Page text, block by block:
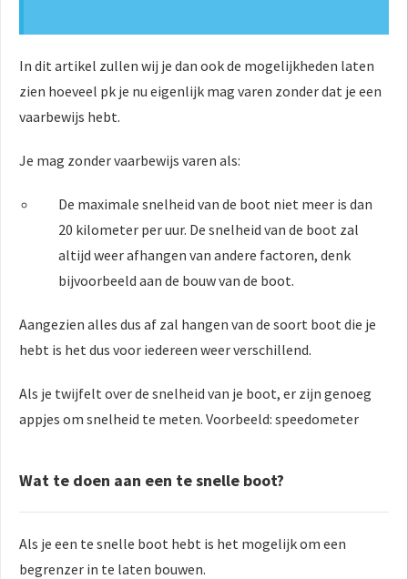
In dit artikel zullen wij je dan ook de mogelijkheden laten
zien hoeveel pk je nu eigenlijk mag varen zonder dat je een
vaarbewijs hebt.
Je mag zonder vaarbewijs varen als:
De maximale snelheid van de boot niet meer is dan
20 kilometer per uur. De snelheid van de boot zal
altijd weer afhangen van andere factoren, denk
bijvoorbeeld aan de bouw van de boot.
Aangezien alles dus af zal hangen van de soort boot die je
hebt is het dus voor iedereen weer verschillend.
Als je twijfelt over de snelheid van je boot, er zijn genoeg
appjes om snelheid te meten. Voorbeeld: speedometer
Wat te doen aan een te snelle boot?
Als je een te snelle boot hebt is het mogelijk om een
begrenzer in te laten bouwen.